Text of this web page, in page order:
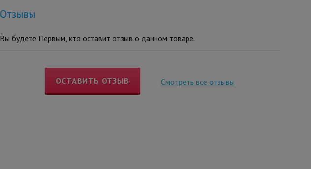
Отзывы
Вы будете Первым, кто оставит отзыв о данном товаре.
ОСТАВИТЬ ОТЗЫВ Смотреть все отзывы